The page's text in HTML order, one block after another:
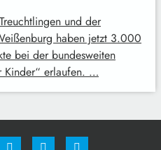
und der
haben jetzt 3.000
bei der bundesweiten
Kinder“ erlaufen. …